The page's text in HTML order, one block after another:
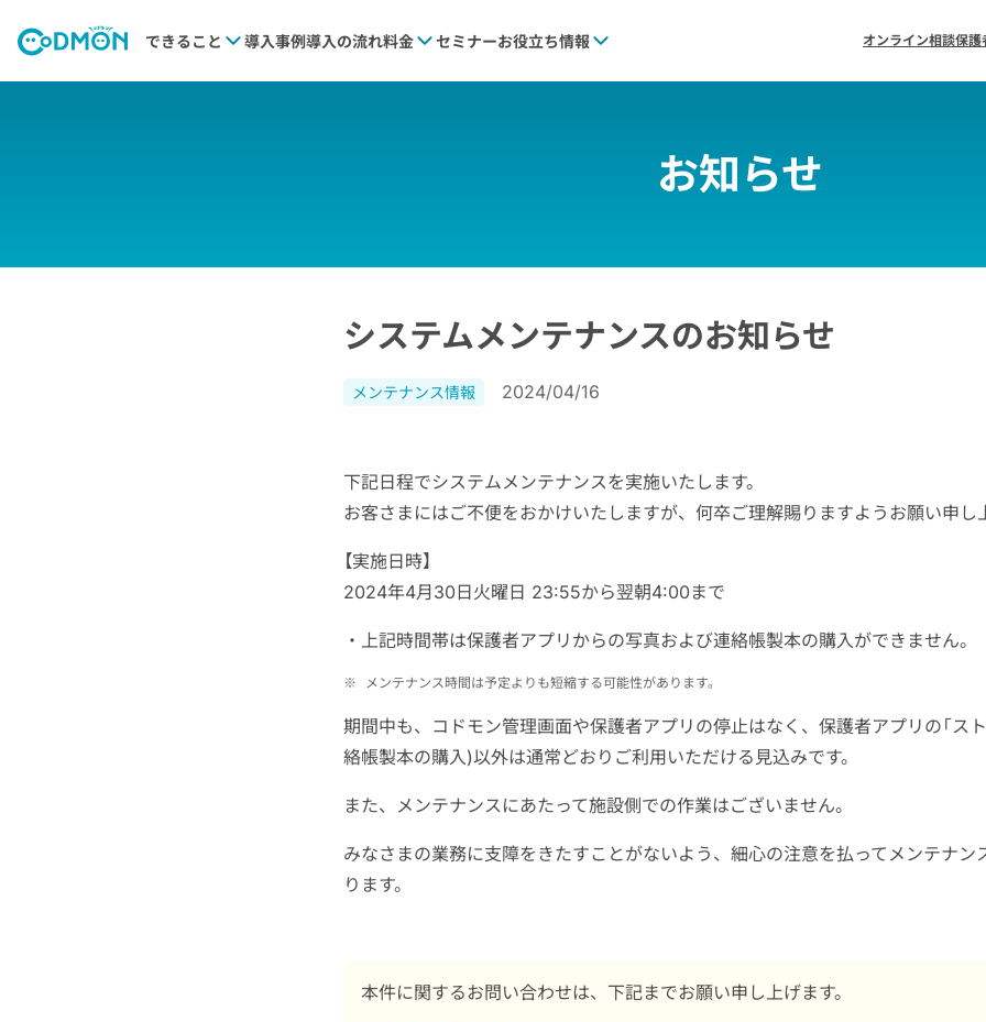
できること 導入事例導入の流れ料金 セミナーお役立ち情報 オンライン相談保護
お知らせ
システムメンテナンスのお知らせ
メンテナンス情報 2024/04/16
下記日程でシステムメンテナンスを実施いたします。
お客さまにはご不便をおかけいたしますが、何卒ご理解賜りますようお願い申し
【実施日時】
2024年4月30日火曜日 23:55から翌朝4:00まで
・上記時間帯は保護者アプリからの写真および連絡帳製本の購入ができません。
※ メンテナンス時間は予定よりも短縮する可能性があります。
期間中も、コドモン管理画面や保護者アプリの停止はなく、保護者アプリの「ス
絡帳製本の購入)以外は通常どおりご利用いただける見込みです。
また、メンテナンスにあたって施設側での作業はございません。
みなさまの業務に支障をきたすことがないよう、細心の注意を払ってメンテナン
ります。
本件に関するお問い合わせは、下記までお願い申し上げます。